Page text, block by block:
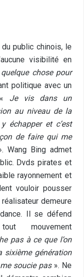
public chinois, le
visibilité en
quelque chose pour
politique avec un
Je vis dans un
au niveau de la
échapper et c’est
de faire qui me
Wang Bing admet
Dvds pirates et
rayonnement et
vouloir pousser
demeure
Il se défend
mouvement
pas à ce que l’on
génération
soucie pas». Ne